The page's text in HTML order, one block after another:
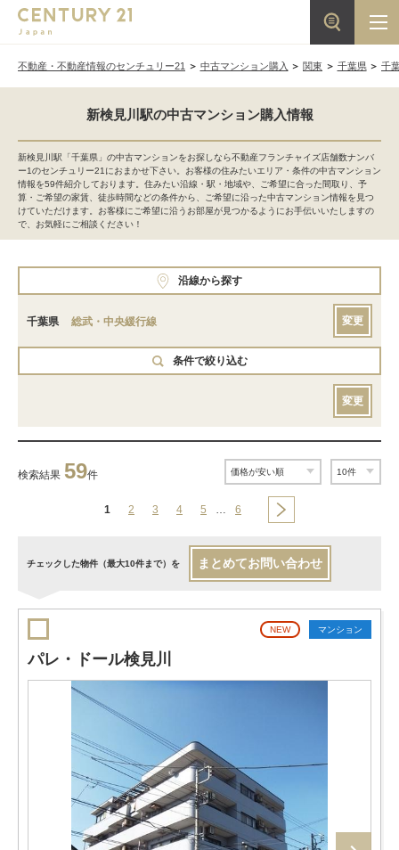
不動産・不動産情報のセンチュリー21 中古マンション購入 関東 千葉県 千
新検見川駅の中古マンション購入情報
新検見川駅「千葉県」の中古マンションをお探しなら不動産フランチャイズ店舗数ナンバ
ー1のセンチュリー21におまかせ下さい。お客様の住みたいエリア・条件の中古マンション
情報を59件紹介しております。住みたい沿線・駅・地域や、ご希望に合った間取り、予
算・ご希望の家賃、徒歩時間などの条件から、ご希望に沿った中古マンション情報を見つ
けていただけます。お客様にご希望に沿うお部屋が見つかるようにお手伝いいたしますの
で、お気軽にご相談ください！
沿線から探す
千葉県 総武・中央緩行線 変更
条件で絞り込む
変更
検索結果 59件
1 2 3 4 5 … 6
チェックした物件（最大10件まで）を まとめてお問い合わせ
NEW マンション
パレ・ドール検見川